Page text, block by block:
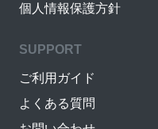
個人情報保護方針
SUPPORT
ご利用ガイド
よくある質問